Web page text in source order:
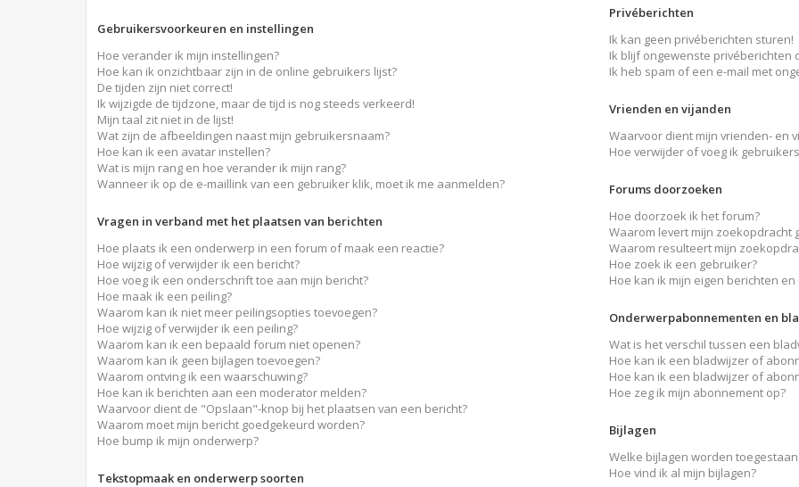
Gebruikersvoorkeuren en instellingen
Hoe verander ik mijn instellingen?
Hoe kan ik onzichtbaar zijn in de online gebruikers lijst?
De tijden zijn niet correct!
Ik wijzigde de tijdzone, maar de tijd is nog steeds verkeerd!
Mijn taal zit niet in de lijst!
Wat zijn de afbeeldingen naast mijn gebruikersnaam?
Hoe kan ik een avatar instellen?
Wat is mijn rang en hoe verander ik mijn rang?
Wanneer ik op de e-maillink van een gebruiker klik, moet ik me aanmelden?
Vragen in verband met het plaatsen van berichten
Hoe plaats ik een onderwerp in een forum of maak een reactie?
Hoe wijzig of verwijder ik een bericht?
Hoe voeg ik een onderschrift toe aan mijn bericht?
Hoe maak ik een peiling?
Waarom kan ik niet meer peilingsopties toevoegen?
Hoe wijzig of verwijder ik een peiling?
Waarom kan ik een bepaald forum niet openen?
Waarom kan ik geen bijlagen toevoegen?
Waarom ontving ik een waarschuwing?
Hoe kan ik berichten aan een moderator melden?
Waarvoor dient de "Opslaan"-knop bij het plaatsen van een bericht?
Waarom moet mijn bericht goedgekeurd worden?
Hoe bump ik mijn onderwerp?
Tekstopmaak en onderwerp soorten
Privéberichten
Ik kan geen privéberichten sturen!
Ik blijf ongewenste privéberichten
Ik heb spam of een e-mail met
Vrienden en vijanden
Waarvoor dient mijn vrienden- en
Hoe verwijder of voeg ik
Forums doorzoeken
Hoe doorzoek ik het forum?
Waarom levert mijn zoekopdracht
Waarom resulteert mijn
Hoe zoek ik een gebruiker?
Hoe kan ik mijn eigen berichten
Onderwerpabonnementen en
Wat is het verschil tussen een
Hoe kan ik een bladwijzer of
Hoe kan ik een bladwijzer of
Hoe zeg ik mijn abonnement op?
Bijlagen
Welke bijlagen worden
Hoe vind ik al mijn bijlagen?